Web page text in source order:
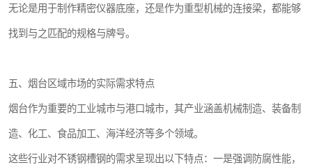
无论是用于制作精密仪器底座，还是作为重型机械的连接梁，都能够
找到与之匹配的规格与牌号。
五、烟台区域市场的实际需求特点
烟台作为重要的工业城市与港口城市，其产业涵盖机械制造、装备制
造、化工、食品加工、海洋经济等多个领域。
这些行业对不锈钢槽钢的需求呈现出以下特点：一是强调防腐性能，